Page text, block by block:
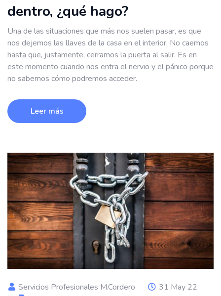
dentro, ¿qué hago?
Una de las situaciones que más nos suelen pasar, es que
nos dejemos las llaves de la casa en el interior. No caemos
hasta que, justamente, cerramos la puerta al salir. Es en
este momento cuando nos entra el nervio y el pánico porque
no sabemos cómo podremos acceder.
Leer más
Servicios Profesionales M.Cordero
31 May 22